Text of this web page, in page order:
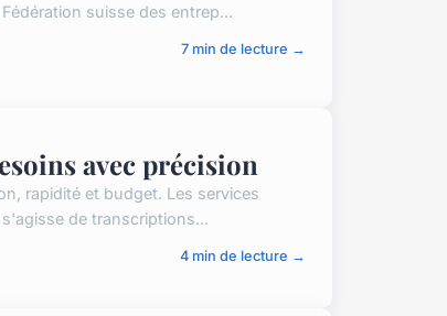
suisse des entrep...
7 min de lecture →
avec précision
rapidité et budget. Les services
de transcriptions...
4 min de lecture →